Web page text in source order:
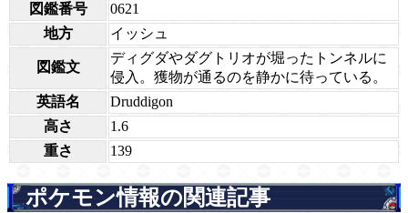
図鑑番号
0621
地方
イッシュ
図鑑文
ディグダやダグトリオが堀ったトンネルに
侵入。獲物が通るのを静かに待っている。
英語名
Druddigon
高さ
1.6
重さ
139
ポケモン情報の関連記事